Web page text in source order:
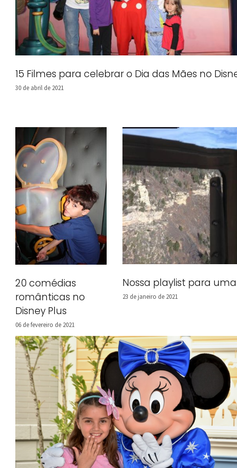
15 Filmes para celebrar o Dia das Mães no
30 de abril de 2021
20 comédias
românticas no
Disney Plus
06 de fevereiro de 2021
Nossa playlist para
23 de janeiro de 2021